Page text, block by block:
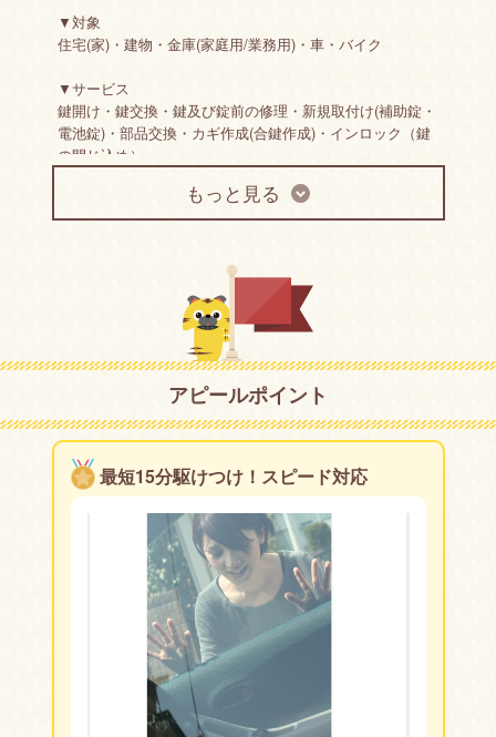
▼対象
住宅(家)・建物・金庫(家庭用/業務用)・車・バイク
▼サービス
鍵開け・鍵交換・鍵及び錠前の修理・新規取付け(補助錠・
電池錠)・部品交換・カギ作成(合鍵作成)・インロック（鍵
の閉じ込め）
ディスクシリンダー錠（ウェーハータンブラー錠）/ピンタ
錠/マグネットタンブラーシリンダー錠/ロータリーディス
クタンブラー錠/暗証番号錠/リモコンキー（リモートキ
工事実績37万件以上の「技術力」「対応力」を駆使し、上
記以外にもイモビライザーなど他店では断られる事がある
鍵や緊急度の高い鍵トラブルのお悩みも対応しています。
※鍵交換や補助錠などの新規の取付けやその他特殊なケー
スな場合、お日にちをいただくことがございます。
全国各地365日、最短15分でお客様の元に出張しますの
で、まずはおなじみの出張鍵屋「カギのトラブル救急車」
までお電話下さい。
もっと見る
アピールポイント
最短15分駆けつけ！スピード対応